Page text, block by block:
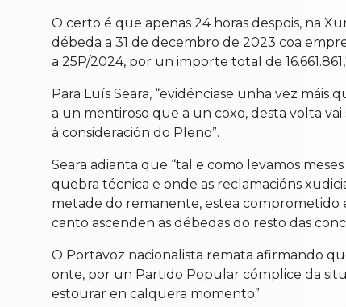
O certo é que apenas 24 horas despois, na
débeda a 31 de decembro de 2023 coa
a 25P/2024, por un importe total de
Para Luís Seara, “evidénciase unha vez
a un mentiroso que a un coxo, desta volta
á consideración do Pleno”.
Seara adianta que “tal e como levamos
quebra técnica e onde as reclamacións
metade do remanente, estea comprometido
canto ascenden as débedas do resto das
O Portavoz nacionalista remata afirmando
onte, por un Partido Popular cómplice da
estourar en calquera momento”.